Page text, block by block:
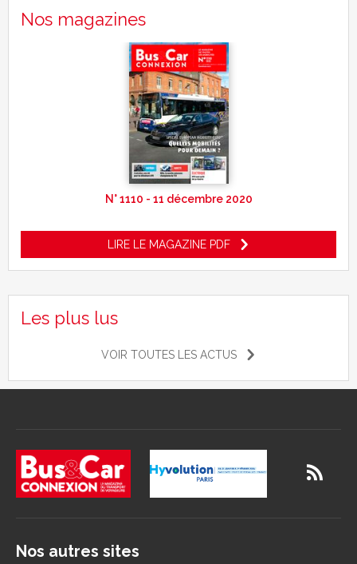
Nos magazines
N° 1110 - 11 décembre 2020
LIRE LE MAGAZINE PDF
Les plus lus
VOIR TOUTES LES ACTUS
Nos autres sites